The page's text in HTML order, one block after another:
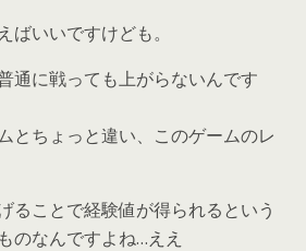
ばいいですけども。
通に戦っても上がらないんです
とちょっと違い、このゲームのレ
ることで経験値が得られるという
のなんですよね…ええ